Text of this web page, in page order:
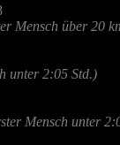
Mensch über 20
unter 2:05 Std.)
Mensch unter